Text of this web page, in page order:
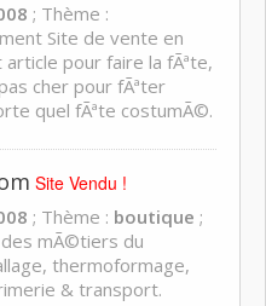
; Thème :
Site de vente en
pour faire la fÃªte,
cher pour fÃªter
quel fÃªte costumÃ©.
Site Vendu !
; Thème : boutique ;
des mÃ©tiers du
thermoformage,
& transport.